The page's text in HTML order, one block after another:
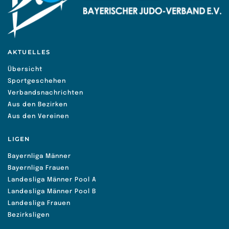
AKTUELLES
Übersicht
Sportgeschehen
Verbandsnachrichten
Aus den Bezirken
Aus den Vereinen
LIGEN
Bayernliga Männer
Bayernliga Frauen
Landesliga Männer Pool A
Landesliga Männer Pool B
Landesliga Frauen
Bezirksligen